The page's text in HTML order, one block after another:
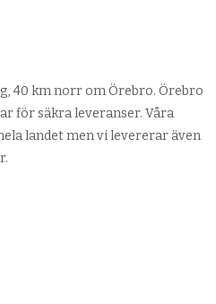
40 km norr om Örebro. Örebro
för säkra leveranser. Våra
landet men vi levererar även